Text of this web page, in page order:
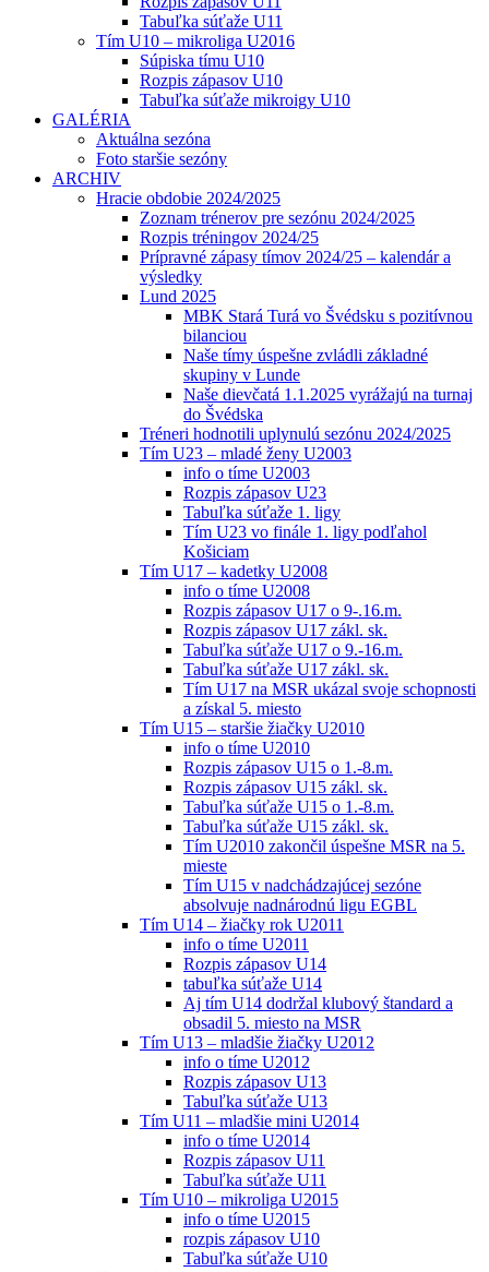
Tabuľka súťaže U11
Tím U10 – mikroliga U2016
Súpiska tímu U10
Rozpis zápasov U10
Tabuľka súťaže mikroigy U10
GALÉRIA
Aktuálna sezóna
Foto staršie sezóny
ARCHIV
Hracie obdobie 2024/2025
Zoznam trénerov pre sezónu 2024/2025
Rozpis tréningov 2024/25
Prípravné zápasy tímov 2024/25 – kalendár a
výsledky
Lund 2025
MBK Stará Turá vo Švédsku s pozitívnou
bilanciou
Naše tímy úspešne zvládli základné
skupiny v Lunde
Naše dievčatá 1.1.2025 vyrážajú na turnaj
do Švédska
Tréneri hodnotili uplynulú sezónu 2024/2025
Tím U23 – mladé ženy U2003
info o tíme U2003
Rozpis zápasov U23
Tabuľka súťaže 1. ligy
Tím U23 vo finále 1. ligy podľahol
Košiciam
Tím U17 – kadetky U2008
info o tíme U2008
Rozpis zápasov U17 o 9-.16.m.
Rozpis zápasov U17 zákl. sk.
Tabuľka súťaže U17 o 9.-16.m.
Tabuľka súťaže U17 zákl. sk.
Tím U17 na MSR ukázal svoje schopnosti
a získal 5. miesto
Tím U15 – staršie žiačky U2010
info o tíme U2010
Rozpis zápasov U15 o 1.-8.m.
Rozpis zápasov U15 zákl. sk.
Tabuľka súťaže U15 o 1.-8.m.
Tabuľka súťaže U15 zákl. sk.
Tím U2010 zakončil úspešne MSR na 5.
mieste
Tím U15 v nadchádzajúcej sezóne
absolvuje nadnárodnú ligu EGBL
Tím U14 – žiačky rok U2011
info o tíme U2011
Rozpis zápasov U14
tabuľka súťaže U14
Aj tím U14 dodržal klubový štandard a
obsadil 5. miesto na MSR
Tím U13 – mladšie žiačky U2012
info o tíme U2012
Rozpis zápasov U13
Tabuľka súťaže U13
Tím U11 – mladšie mini U2014
info o tíme U2014
Rozpis zápasov U11
Tabuľka súťaže U11
Tím U10 – mikroliga U2015
info o tíme U2015
rozpis zápasov U10
Tabuľka súťaže U10